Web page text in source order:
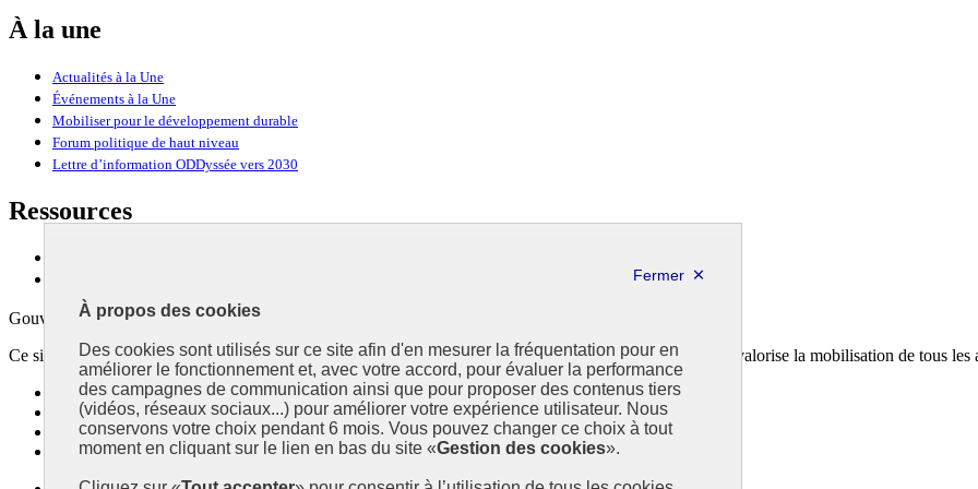
À propos des cookies
Des cookies sont utilisés sur ce site afin d'en mesurer la fréquentation pour en
améliorer le fonctionnement et, avec votre accord, pour évaluer la performance
des campagnes de communication ainsi que pour proposer des contenus tiers
(vidéos, réseaux sociaux...) pour améliorer votre expérience utilisateur. Nous
conservons votre choix pendant 6 mois. Vous pouvez changer ce choix à tout
moment en cliquant sur le lien en bas du site «Gestion des cookies».
À la une
Actualités à la Une
Événements à la Une
Mobiliser pour le développement durable
Forum politique de haut niveau
Lettre d’information ODDyssée vers 2030
Ressources
Gouvernement
Ce site propose l’information de référence concernant l’Agenda 2030 et la feuille de route de la France. Il valorise la mobilisation de tous les
info.gouv.fr- ouvre une nouvelle fenêtre
service-public.fr- ouvre une nouvelle fenêtre
legifrance.gouv.fr- ouvre une nouvelle fenêtre
data.gouv.fr- ouvre une nouvelle fenêtre